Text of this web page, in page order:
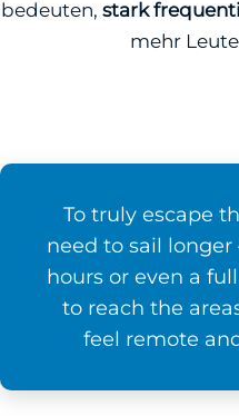
bedeuten, stark
mehr
To truly escape
need to sail
hours or even a
to reach the
feel remote